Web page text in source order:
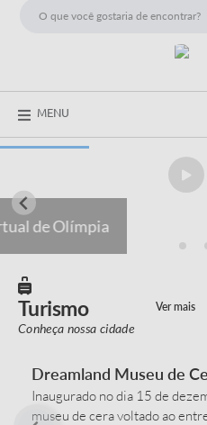
MENU
Guia Virtual de Olímpia
Turismo
Conheça nossa cidade
Ver mais
Dreamland Museu de
Inaugurado no dia 15 de
museu de cera voltado ao